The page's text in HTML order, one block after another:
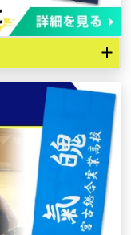
作された手ぬぐい
ラー印刷より本染
の作成も対応可能